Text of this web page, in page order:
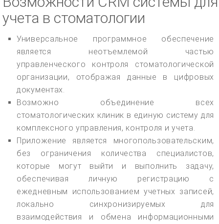
учета в стоматологии
Универсальное программное обеспечение
является неотъемлемой частью
управленческого контроля стоматологической
организации, отображая данные в цифровых
документах.
Возможно объединение всех
стоматологических клиник в единую систему для
комплексного управления, контроля и учета.
Приложение является многопользовательским,
без ограничения количества специалистов,
которые могут выйти и выполнить задачу,
обеспечивая личную регистрацию с
ежедневным использованием учетных записей,
локально синхронизируемых для
взаимодействия и обмена информационными